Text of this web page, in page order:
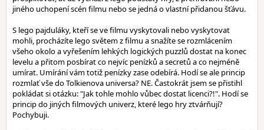
jiného uchopení scén filmu nebo se jedná o vlastní přidanou šťávu.
S lego pajduláky, kteří se ve filmu vyskytovali nebo vyskytovat
mohli, procházíte lego světem z filmu a snažíte se rozmlácením
všeho okolo a vyřešením lehkých logických puzzlů dostat na konec
levelu a přitom posbírat co nejvíc penízků a secretů a co nejméně
umírat. Umírání vám totiž penízky zase odebírá. Hodí se ale princip
rozmlať vše do Tolkienova universa? NE. Častokrát jsem se přistihl
pokládat si otázku: "Jak tohle mohlo vůbec dostat licenci?!". Hodí se
princip do jiných filmových univerz, které lego hry ztvárňují?
Pochybuji.